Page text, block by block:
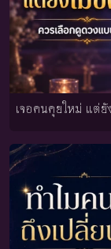
เจอคนคุยใหม่ แต่ยั